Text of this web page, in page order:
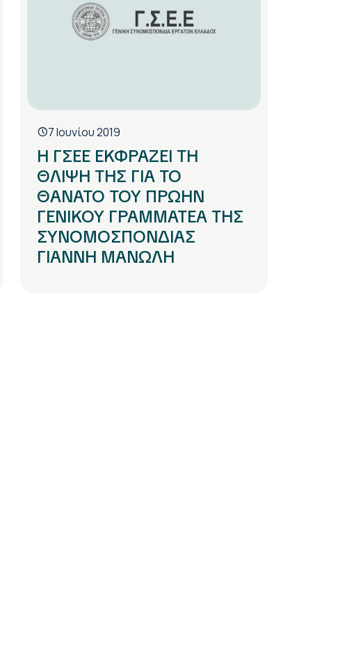
7 Ιουνίου 2019
Η ΓΣΕΕ ΕΚΦΡΑΖΕΙ ΤΗ
ΘΛΙΨΗ ΤΗΣ ΓΙΑ ΤΟ
ΘΑΝΑΤΟ ΤΟΥ ΠΡΩΗΝ
ΓΕΝΙΚΟΥ ΓΡΑΜΜΑΤΕΑ ΤΗΣ
ΣΥΝΟΜΟΣΠΟΝΔΙΑΣ
ΓΙΑΝΝΗ ΜΑΝΩΛΗ